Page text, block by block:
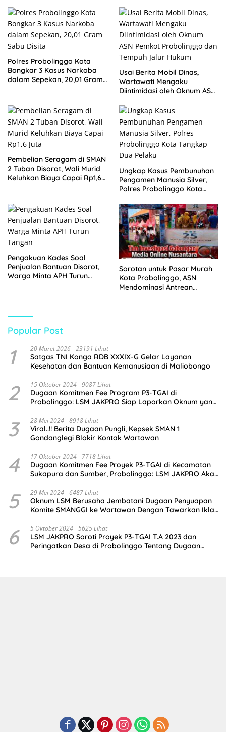
Polres Probolinggo Kota
Bongkar 3 Kasus Narkoba
dalam Sepekan, 20,01 Gram
Usai Berita Mobil Dinas,
Wartawati Mengaku
Diintimidasi oleh Oknum ASN
Tempuh Jalur Hukum
Pembelian Seragam di SMAN
2 Tuban Disorot, Wali Murid
Keluhkan Biaya Capai Rp1,6
Ungkap Kasus Pembunuhan
Pengamen Manusia Silver,
Polres Probolinggo Kota
Pengakuan Kades Soal
Penjualan Bantuan Disorot,
Warga Minta APH Turun
Sorotan untuk Pasar Murah
Kota Probolinggo, ASN
Mendominasi Antrean
Popular Post
1 20 Maret 2026 23191 Lihat
Satgas TNI Konga RDB XXXIX-G Gelar Layanan
Kesehatan dan Bantuan Kemanusiaan di Maliobongo
2 15 Oktober 2024 9087 Lihat
Dugaan Komitmen Fee Program P3-TGAI di
Probolinggo: LSM JAKPRO Siap Laporkan Oknum yang
3 28 Mei 2024 8918 Lihat
Viral..!! Berita Dugaan Pungli, Kepsek SMAN 1
Gondanglegi Blokir Kontak Wartawan
4 17 Oktober 2024 7718 Lihat
Dugaan Komitmen Fee Proyek P3-TGAI di Kecamatan
Sukapura dan Sumber, Probolinggo: LSM JAKPRO Akan
5 29 Mei 2024 6487 Lihat
Oknum LSM Berusaha Jembatani Dugaan Penyuapan
Komite SMANGGI ke Wartawan Dengan Tawarkan Iklan
6 5 Oktober 2024 5625 Lihat
LSM JAKPRO Soroti Proyek P3-TGAI T.A 2023 dan
Peringatkan Desa di Probolinggo Tentang Dugaan